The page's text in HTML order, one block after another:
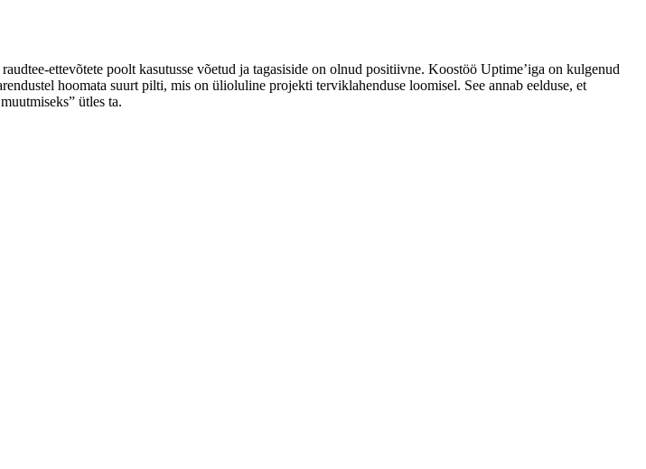
ettevõtete poolt kasutusse võetud ja tagasiside on olnud positiivne. Koostöö Uptime’iga on kulgenud
hoomata suurt pilti, mis on ülioluline projekti terviklahenduse loomisel. See annab eelduse, et
ütles ta.